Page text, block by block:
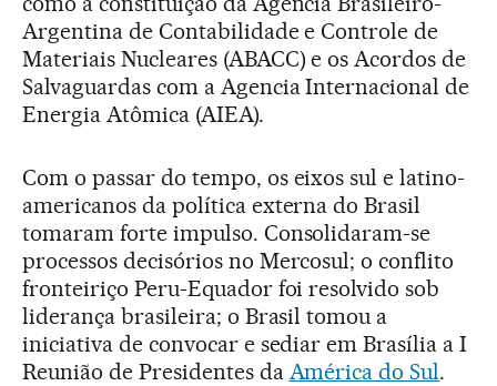
Argentina de Contabilidade e Controle de
Materiais Nucleares (ABACC) e os Acordos de
Salvaguardas com a Agencia Internacional de
Energia Atômica (AIEA).
Com o passar do tempo, os eixos sul e latino-
americanos da política externa do Brasil
tomaram forte impulso. Consolidaram-se
processos decisórios no Mercosul; o conflito
fronteiriço Peru-Equador foi resolvido sob
liderança brasileira; o Brasil tomou a
iniciativa de convocar e sediar em Brasília a I
Reunião de Presidentes da América do Sul.